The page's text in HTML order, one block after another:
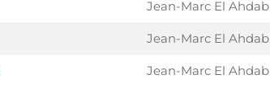
Jean-Marc El Ahdab
Jean-Marc El Ahdab
Jean-Marc El Ahdab